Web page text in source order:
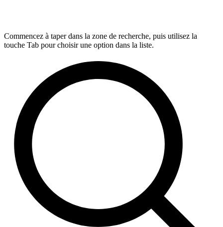
Commencez à taper dans la zone de recherche, puis utilisez la
touche Tab pour choisir une option dans la liste.